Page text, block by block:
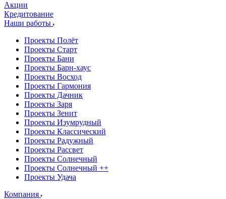
Акции
Кредитование
Наши работы
Проекты Полёт
Проекты Старт
Проекты Бани
Проекты Барн-хаус
Проекты Восход
Проекты Гармония
Проекты Дачник
Проекты Заря
Проекты Зенит
Проекты Изумрудный
Проекты Классический
Проекты Радужный
Проекты Рассвет
Проекты Солнечный
Проекты Солнечный ++
Проекты Удача
Компания